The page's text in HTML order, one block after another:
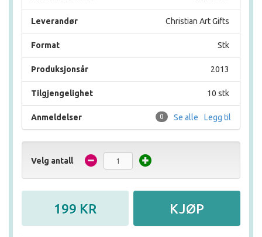
Christian Art Gifts
Leverandør
Stk
Format
2013
Produksjonsår
10 stk
Tilgjengelighet
Legg til
Se alle
0
Anmeldelser
Velg antall